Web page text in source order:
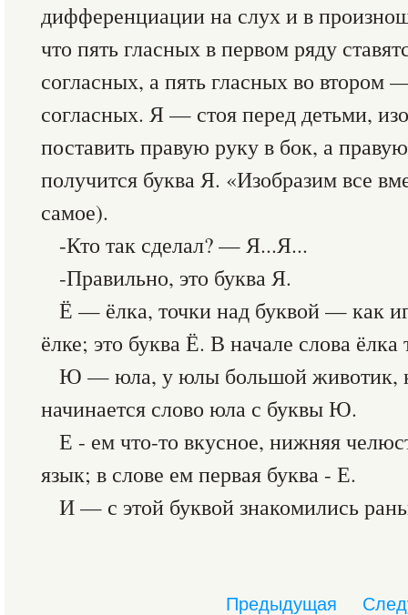
дифференциации на слух и в
что пять гласных в первом ряду
согласных, а пять гласных во втором
согласных. Я — стоя перед детьми,
поставить правую руку в бок, а
получится буква Я. «Изобразим все
самое).
-Кто так сделал? — Я...Я...
-Правильно, это буква Я.
Ё — ёлка, точки над буквой — как
ёлке; это буква Ё. В начале слова
Ю — юла, у юлы большой животик,
начинается слово юла с буквы Ю.
Е - ем что-то вкусное, нижняя
язык; в слове ем первая буква - Е.
И — с этой буквой знакомились
Предыдущая